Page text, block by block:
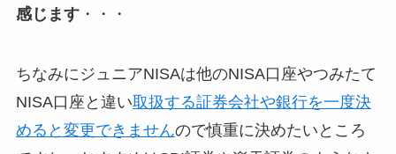
感じます・・・
ちなみにジュニアNISAは他のNISA口座やつみたて
NISA口座と違い取扱する証券会社や銀行を一度決
めると変更できませんので慎重に決めたいところ